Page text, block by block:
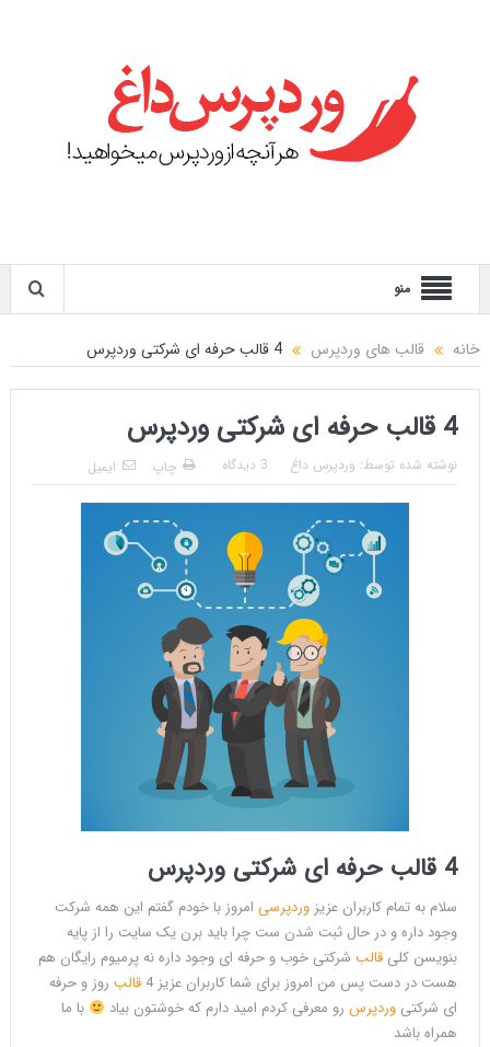
منو
خانه قالب های وردپرس 4 قالب حرفه ای شرکتی وردپرس
4 قالب حرفه ای شرکتی وردپرس
نوشته شده توسط: وردپرس داغ 3 دیدگاه چاپ ایمیل
4 قالب حرفه ای شرکتی وردپرس
سلام به تمام کاربران عزیزوردپرسیامروز با خودم گفتم این همه شرکت
وجود داره و در حال ثبت شدن ست چرا باید برن یک سایت را از پایه
بنویسن کلی قالب شرکتی خوب و حرفه ای وجود داره نه پرمیوم رایگان هم
هست در دست پس من امروز برای شما کاربران عزیز 4 قالب روز و حرفه
ای شرکتی وردپرسرو معرفی کردم امید دارم که خوشتون بیاد
با ما
همراه باشد